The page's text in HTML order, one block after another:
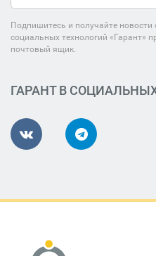
Подпишитесь и получайте новости
социальных технологий «Гарант»
почтовый ящик.
ГАРАНТ В